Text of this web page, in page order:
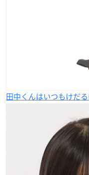
田中くんはいつもけだ